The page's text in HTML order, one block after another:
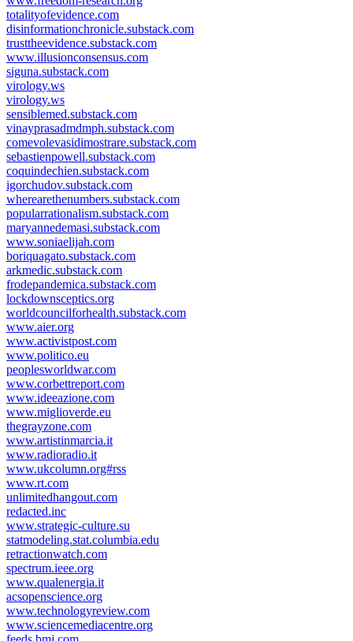
totalityofevidence.com
disinformationchronicle.substack.com
trusttheevidence.substack.com
www.illusionconsensus.com
siguna.substack.com
virology.ws
virology.ws
sensiblemed.substack.com
vinayprasadmdmph.substack.com
comevolevasidimostrare.substack.com
sebastienpowell.substack.com
coquindechien.substack.com
igorchudov.substack.com
wherearethenumbers.substack.com
popularrationalism.substack.com
maryannedemasi.substack.com
www.soniaelijah.com
boriquagato.substack.com
arkmedic.substack.com
frodepandemica.substack.com
lockdownsceptics.org
worldcouncilforhealth.substack.com
www.aier.org
www.activistpost.com
www.politico.eu
peoplesworldwar.com
www.corbettreport.com
www.ideeazione.com
www.miglioverde.eu
thegrayzone.com
www.artistinmarcia.it
www.radioradio.it
www.ukcolumn.org#rss
www.rt.com
unlimitedhangout.com
redacted.inc
www.strategic-culture.su
statmodeling.stat.columbia.edu
retractionwatch.com
spectrum.ieee.org
www.qualenergia.it
acsopenscience.org
www.technologyreview.com
www.sciencemediacentre.org